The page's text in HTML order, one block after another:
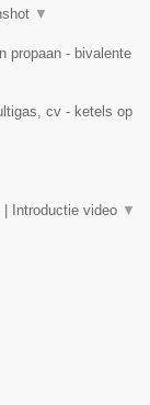
▼
propaan - bivalente
cv - ketels op
Introductie video ▼